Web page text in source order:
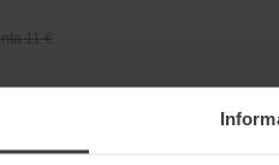
11 €